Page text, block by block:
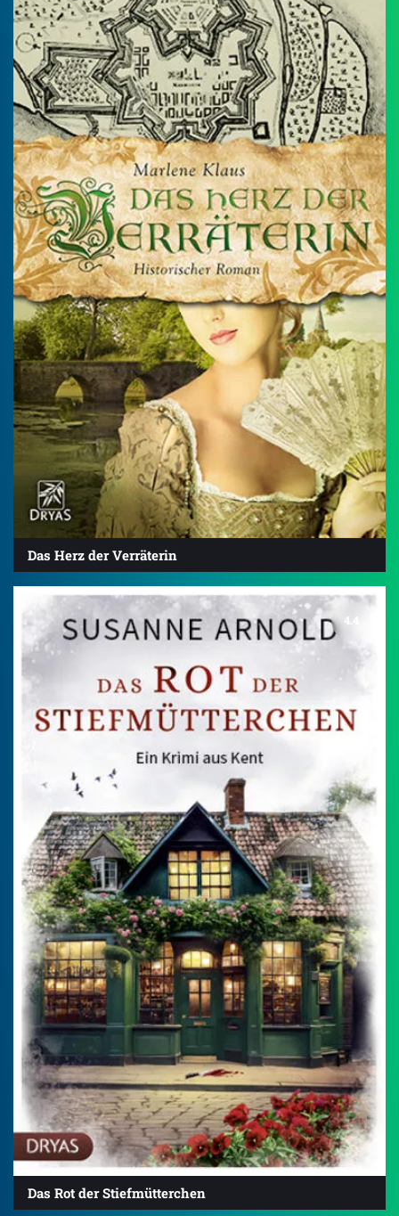
Das Herz der Verräterin
4.4
Das Rot der Stiefmütterchen